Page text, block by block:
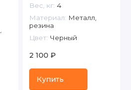
Вес, кг: 4
Материал: Металл,
резина
Цвет: Черный
2 100 ₽
Купить